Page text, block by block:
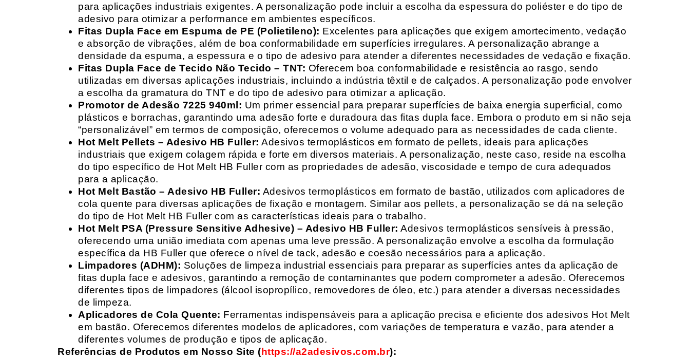
para aplicações industriais exigentes. A personalização pode incluir a escolha da espessura do poliéster e do tipo de
adesivo para otimizar a performance em ambientes específicos.
Fitas Dupla Face em Espuma de PE (Polietileno): Excelentes para aplicações que exigem amortecimento, vedação
e absorção de vibrações, além de boa conformabilidade em superfícies irregulares. A personalização abrange a
densidade da espuma, a espessura e o tipo de adesivo para atender a diferentes necessidades de vedação e fixação.
Fitas Dupla Face de Tecido Não Tecido – TNT: Oferecem boa conformabilidade e resistência ao rasgo, sendo
utilizadas em diversas aplicações industriais, incluindo a indústria têxtil e de calçados. A personalização pode envolver
a escolha da gramatura do TNT e do tipo de adesivo para otimizar a aplicação.
Promotor de Adesão 7225 940ml: Um primer essencial para preparar superfícies de baixa energia superficial, como
plásticos e borrachas, garantindo uma adesão forte e duradoura das fitas dupla face. Embora o produto em si não seja
“personalizável” em termos de composição, oferecemos o volume adequado para as necessidades de cada cliente.
Hot Melt Pellets – Adesivo HB Fuller: Adesivos termoplásticos em formato de pellets, ideais para aplicações
industriais que exigem colagem rápida e forte em diversos materiais. A personalização, neste caso, reside na escolha
do tipo específico de Hot Melt HB Fuller com as propriedades de adesão, viscosidade e tempo de cura adequados
para a aplicação.
Hot Melt Bastão – Adesivo HB Fuller: Adesivos termoplásticos em formato de bastão, utilizados com aplicadores de
cola quente para diversas aplicações de fixação e montagem. Similar aos pellets, a personalização se dá na seleção
do tipo de Hot Melt HB Fuller com as características ideais para o trabalho.
Hot Melt PSA (Pressure Sensitive Adhesive) – Adesivo HB Fuller: Adesivos termoplásticos sensíveis à pressão,
oferecendo uma união imediata com apenas uma leve pressão. A personalização envolve a escolha da formulação
específica da HB Fuller que oferece o nível de tack, adesão e coesão necessários para a aplicação.
Limpadores (ADHM): Soluções de limpeza industrial essenciais para preparar as superfícies antes da aplicação de
fitas dupla face e adesivos, garantindo a remoção de contaminantes que podem comprometer a adesão. Oferecemos
diferentes tipos de limpadores (álcool isopropílico, removedores de óleo, etc.) para atender a diversas necessidades
de limpeza.
Aplicadores de Cola Quente: Ferramentas indispensáveis para a aplicação precisa e eficiente dos adesivos Hot Melt
em bastão. Oferecemos diferentes modelos de aplicadores, com variações de temperatura e vazão, para atender a
diferentes volumes de produção e tipos de aplicação.
Referências de Produtos em Nosso Site (https://a2adesivos.com.br):